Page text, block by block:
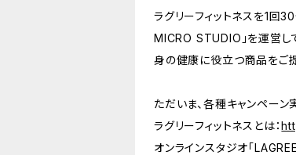
ラグリーフィットネスを1回
MICRO STUDIO」を運営し
身の健康に役立つ商品をご提
ただいま、各種キャンペーン
ラグリーフィットネスとは：
オンラインスタジオ「